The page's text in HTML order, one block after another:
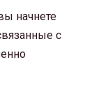
начнете
с